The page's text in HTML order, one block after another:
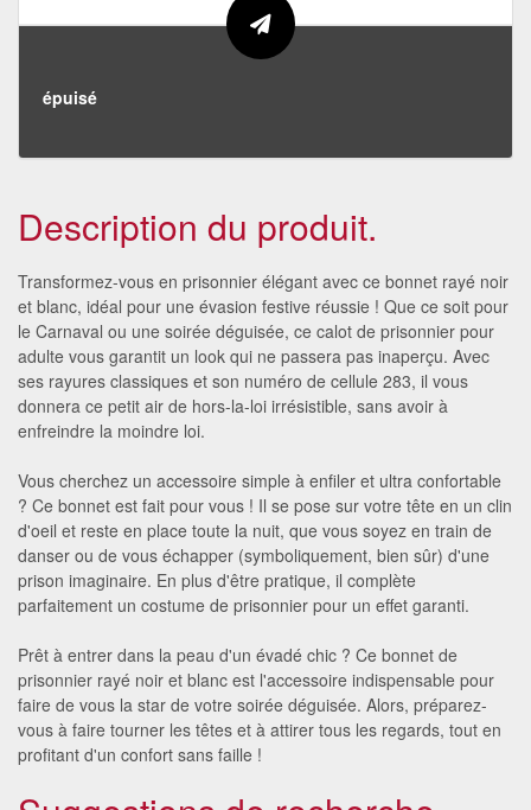
épuisé
Description du produit.
Transformez-vous en prisonnier élégant avec ce bonnet rayé noir
et blanc, idéal pour une évasion festive réussie ! Que ce soit pour
le Carnaval ou une soirée déguisée, ce calot de prisonnier pour
adulte vous garantit un look qui ne passera pas inaperçu. Avec
ses rayures classiques et son numéro de cellule 283, il vous
donnera ce petit air de hors-la-loi irrésistible, sans avoir à
enfreindre la moindre loi.
Vous cherchez un accessoire simple à enfiler et ultra confortable
? Ce bonnet est fait pour vous ! Il se pose sur votre tête en un clin
d'oeil et reste en place toute la nuit, que vous soyez en train de
danser ou de vous échapper (symboliquement, bien sûr) d'une
prison imaginaire. En plus d'être pratique, il complète
parfaitement un costume de prisonnier pour un effet garanti.
Prêt à entrer dans la peau d'un évadé chic ? Ce bonnet de
prisonnier rayé noir et blanc est l'accessoire indispensable pour
faire de vous la star de votre soirée déguisée. Alors, préparez-
vous à faire tourner les têtes et à attirer tous les regards, tout en
profitant d'un confort sans faille !